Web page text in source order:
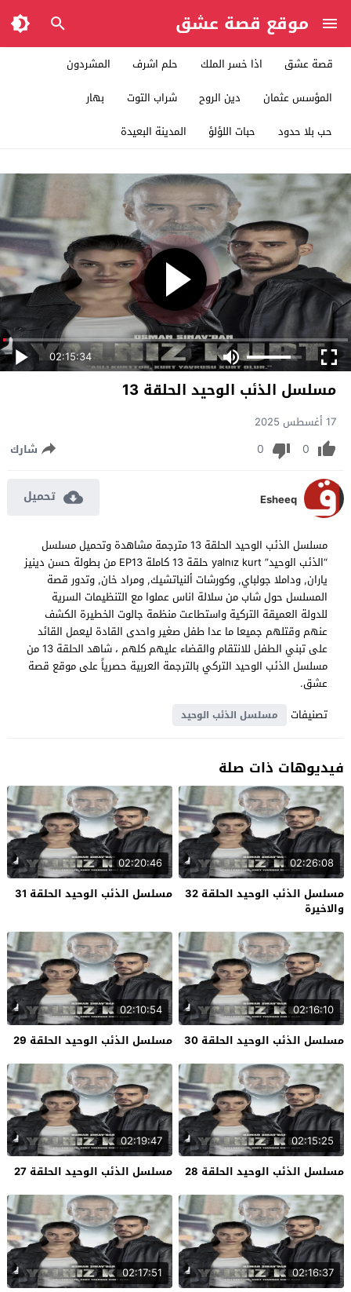
موقع قصة عشق
قصة عشق اذا خسر الملك حلم اشرف
المشردون
المؤسس عثمان
دين الروح شراب التوت
بهار
حب بلا حدود
حبات اللؤلؤ المدينة البعيدة
02:15:34
مسلسل الذئب الوحيد الحلقة 13
17 أغسطس 2025
0
0 شارك
Esheeq تحميل
مسلسل الذئب الوحيد الحلقة 13 مترجمة مشاهدة وتحميل مسلسل
“الذئب الوحيد” yalnız kurt حلقة 13 كاملة EP13 من بطولة حسن دينيز
ياران, وداملا جولباي, وكورشات ألنياتشيك, ومراد خان, وتدور قصة
المسلسل حول شاب من سلالة اناس عملوا مع التنظيمات السرية
للدولة العميقة التركية واستطاعت منظمة جالوت الخطيرة الكشف
عنهم وقتلهم جميعا ما عدا طفل صغير واحدى القادة ليعمل القائد
على تبني الطفل للانتقام والقضاء عليهم كلهم ، شاهد الحلقة 13 من
مسلسل الذئب الوحيد التركي بالترجمة العربية حصرياً على موقع قصة
عشق.
تصنيفات
مسلسل الذئب الوحيد
فيديوهات ذات صلة
02:26:08
مسلسل الذئب الوحيد الحلقة 32
والاخيرة
02:20:46
مسلسل الذئب الوحيد الحلقة 31
02:16:10
مسلسل الذئب الوحيد الحلقة 30
02:10:54
مسلسل الذئب الوحيد الحلقة 29
02:15:25
مسلسل الذئب الوحيد الحلقة 28
02:19:47
مسلسل الذئب الوحيد الحلقة 27
02:16:37
02:17:51